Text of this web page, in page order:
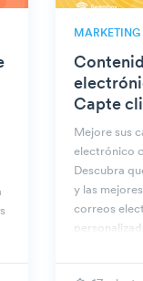
MARKETING
Capte
Mejore sus
electrónico
Descubra
y las
correos